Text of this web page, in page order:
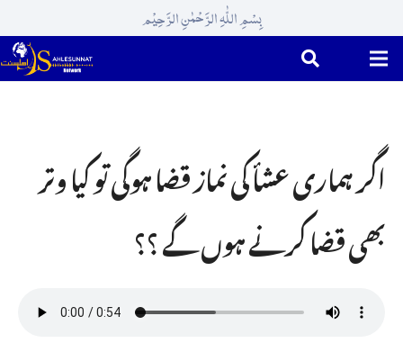
بِسْمِ اللّٰہِ الرَّحْمٰنِ الرَّحِیْم
اگر ہماری عشأ کی نماز قضا ہوگی تو کیا وتر
بھی قضا کرنے ہوں گے ؟؟